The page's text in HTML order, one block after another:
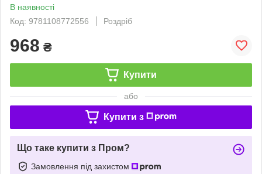
В наявності
Код: 9781108772556
Роздріб
968 ₴
Купити
або
Купити з
Що таке купити з Пром?
Замовлення під захистом